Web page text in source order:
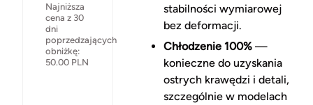
Najniższa
cena z 30
dni
poprzedzających
obniżkę:
50.00 PLN
stabilności wymiarowej
bez deformacji.
Chłodzenie 100%—
konieczne do uzyskania
ostrych krawędzi i detali,
szczególnie w modelach